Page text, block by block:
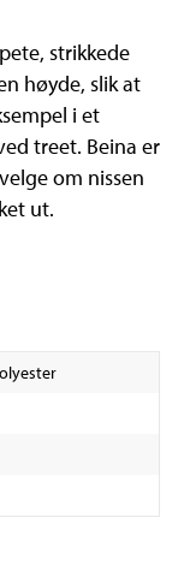
strikkede
høyde, slik at
i et
treet. Beina er
om nissen
ut.